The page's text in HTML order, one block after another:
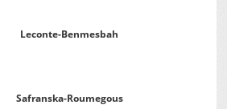
Leconte-Benmesbah
Safranska-Roumegous